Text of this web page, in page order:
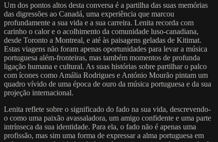
Um dos pontos altos desta conversa é a partilha das suas memórias
das digressões ao Canadá, uma experiência que marcou
profundamente a sua vida e a sua carreira. Lenita recorda com
carinho o calor e o acolhimento da comunidade luso-canadiana,
desde Toronto a Montreal, e até às paisagens geladas de Kitimat.
Estas viagens não foram apenas oportunidades para levar a música
portuguesa além-fronteiras, mas também momentos de profunda
ligação humana e cultural. As suas histórias sobre partilhar o palco
com ícones como Amália Rodrigues e António Mourão pintam um
quadro vívido de uma época de ouro da música portuguesa e da sua
projeção internacional.
Lenita reflete sobre o significado do fado na sua vida, descrevendo-
o como uma paixão avassaladora, um amigo confidente e uma parte
intrínseca da sua identidade. Para ela, o fado não é apenas uma
profissão, mas sim uma forma de expressar a alma portuguesa em